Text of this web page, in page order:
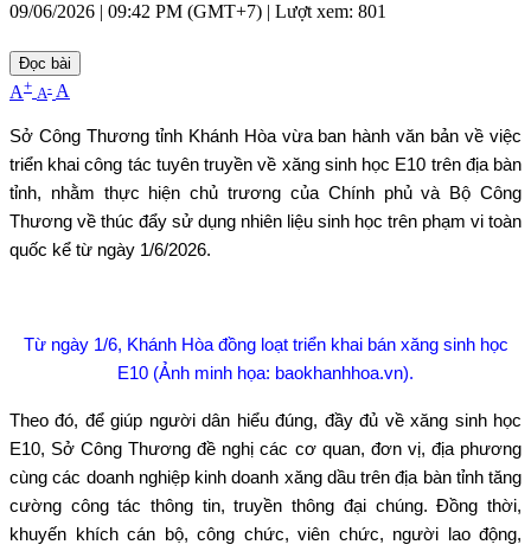
09/06/2026 | 09:42 PM (GMT+7) | Lượt xem: 801
Đọc bài
A+ A- A
Sở Công Thương tỉnh Khánh Hòa vừa ban hành văn bản về việc
triển khai công tác tuyên truyền về xăng sinh học E10 trên địa bàn
tỉnh, nhằm thực hiện chủ trương của Chính phủ và Bộ Công
Thương về thúc đẩy sử dụng nhiên liệu sinh học trên phạm vi toàn
quốc kể từ ngày 1/6/2026.
Từ ngày 1/6, Khánh Hòa đồng loạt triển khai bán xăng sinh học
E10 (Ảnh minh họa: baokhanhhoa.vn).
Theo đó, để giúp người dân hiểu đúng, đầy đủ về xăng sinh học
E10, Sở Công Thương đề nghị các cơ quan, đơn vị, địa phương
cùng các doanh nghiệp kinh doanh xăng dầu trên địa bàn tỉnh tăng
cường công tác thông tin, truyền thông đại chúng. Đồng thời,
khuyến khích cán bộ, công chức, viên chức, người lao động,